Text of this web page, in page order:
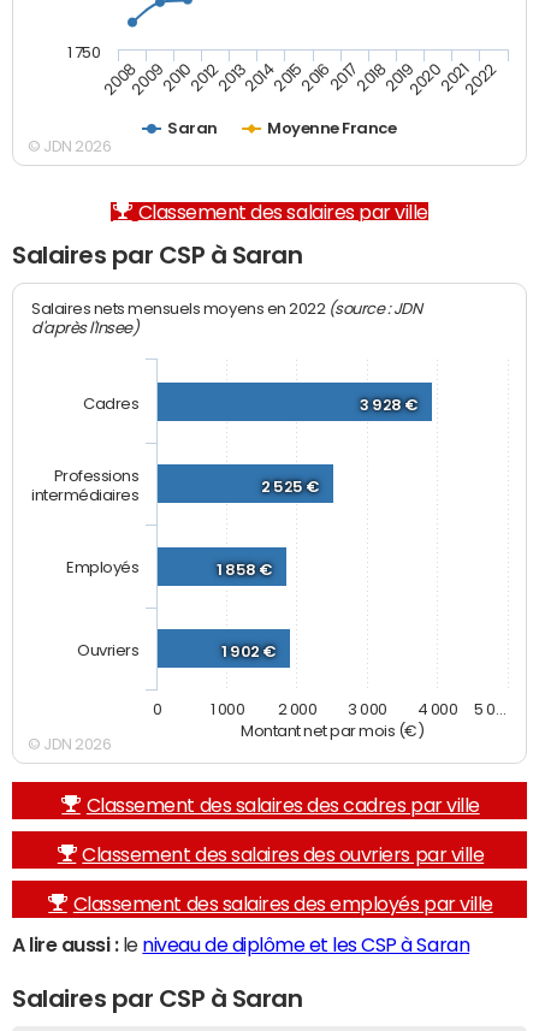
Saran Moyenne France
20082009201020122013201420152016201720182019202020212022
1 750
© JDN 2026
Classement des salaires par ville
Salaires par CSP à Saran
Montant net par mois (€)
Salaires nets mensuels moyens en 2022 (source : JDN
d'après l'Insee)
3 928 €
2 525 €
1 858 €
1 902 €
Cadres
Professions
intermédiaires
Employés
Ouvriers
0 1 000 2 000 3 000 4 000 5 0…
© JDN 2026
Classement des salaires des cadres par ville
Classement des salaires des ouvriers par ville
Classement des salaires des employés par ville
A lire aussi :le niveau de diplôme et les CSP à Saran
Salaires par CSP à Saran